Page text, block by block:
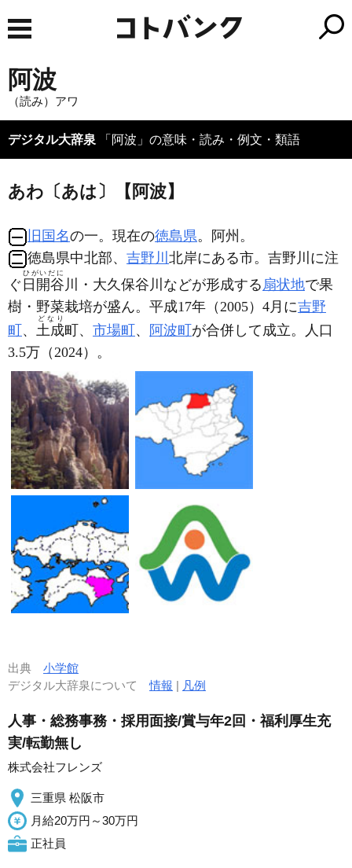
阿波
（読み）アワ
デジタル大辞泉 「阿波」の意味・読み・例文・類語
あわ〔あは〕【阿波】
旧国名の一。現在の徳島県。阿州。
徳島県中北部、 吉野川 北岸にある市。吉野川に注
ぐ 日開谷
ひがいだに
川・大久保谷川などが形成する 扇状地で果
樹・野菜栽培が盛ん。平成17年（2005）4月に吉野
町、 土成
どなり
町、 市場町、 阿波町が合併して成立。人口
3.5万（2024）。
出典 小学館
デジタル大辞泉について情報 | 凡例
人事・総務事務・採用面接/賞与年2回・福利厚生充
実/転勤無し
株式会社フレンズ
三重県 松阪市
月給20万円～30万円
正社員